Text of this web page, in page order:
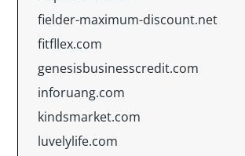
fielder-maximum-discount.net
fitfllex.com
genesisbusinesscredit.com
inforuang.com
kindsmarket.com
luvelylife.com